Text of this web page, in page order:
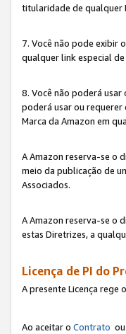
titularidade de qualquer
7. Você não pode exibir
qualquer link especial
8. Você não poderá
poderá usar ou
Marca da Amazon em
A Amazon reserva-se o
meio da publicação de
Associados.
A Amazon reserva-se o
estas Diretrizes, a
Licença de PI do
A presente Licença rege
Ao aceitar o Contrato